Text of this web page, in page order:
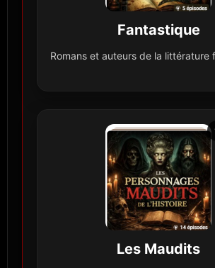
Fantastique
Romans et auteurs de la littérature
Les Maudits